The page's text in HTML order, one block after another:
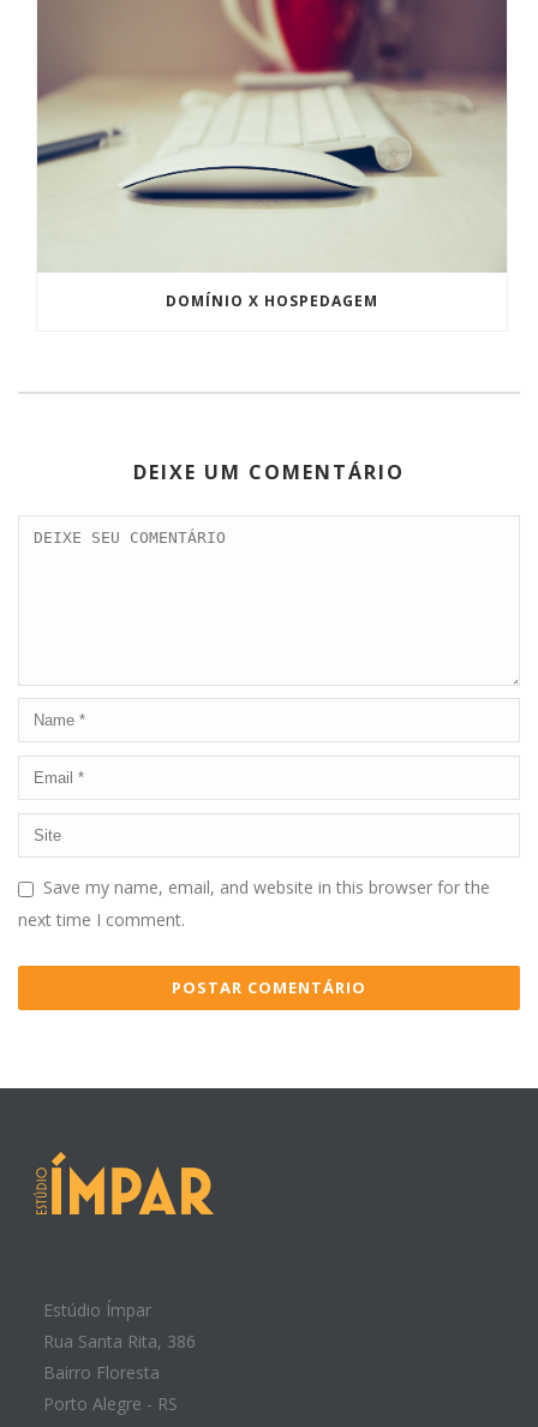
DOMÍNIO X HOSPEDAGEM
DEIXE UM COMENTÁRIO
Save my name, email, and website in this browser for the
next time I comment.
Estúdio Ímpar
Rua Santa Rita, 386
Bairro Floresta
Porto Alegre - RS